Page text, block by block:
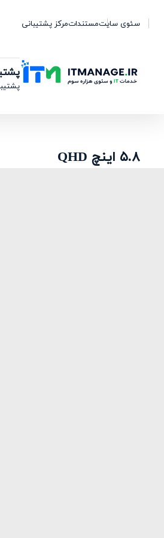
سئوی سایتمستنداتمرکز پشتیبانی
۵.۸ اینچ QHD